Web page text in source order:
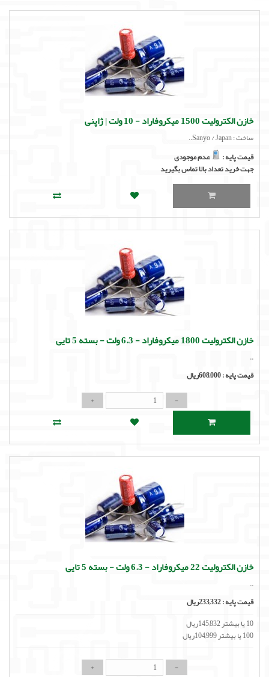
خازن الکترولیت 1500 میکروفاراد - 10 ولت | ژاپنی
ساخت : Sanyo / Japan..
قیمت پایه :
عدم موجودی
جهت خرید تعداد بالا تماس بگیرید
خازن الکترولیت 1800 میکروفاراد - 6.3 ولت - بسته 5 تایی
..
قیمت پایه :608,000ریال
خازن الکترولیت 22 میکروفاراد - 6.3 ولت - بسته 5 تایی
..
قیمت پایه :233,332ریال
10 یا بیشتر 145,832ریال
100 یا بیشتر 104,999ریال